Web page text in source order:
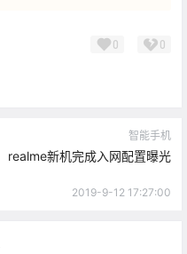
0 0
智能手机
realme新机完成入网配置曝光
2019-9-12 17:27:00